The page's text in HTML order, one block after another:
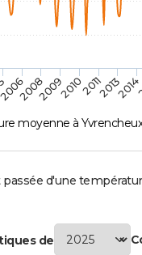
moyenne à
2014
20082009201020112013
d'une
de